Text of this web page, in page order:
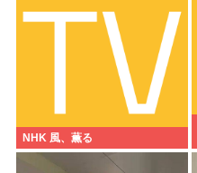
NHK 風、薫る